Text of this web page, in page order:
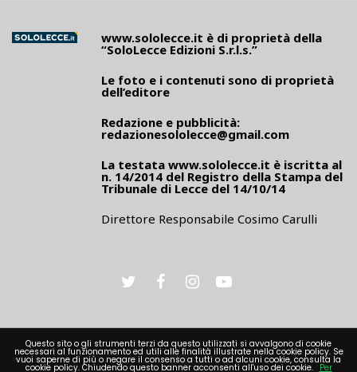
www.sololecce.it è di proprietà della
“SoloLecce Edizioni S.r.l.s.”
Le foto e i contenuti sono di proprietà
dell’editore
Redazione e pubblicità:
redazionesololecce@gmail.com
La testata www.sololecce.it è iscritta al
n. 14/2014 del Registro della Stampa del
Tribunale di Lecce del 14/10/14
Direttore Responsabile Cosimo Carulli
PRIVACY
Questo sito o gli strumenti terzi da questo utilizzati si avvalgono di cookie
necessari al funzionamento ed utili alle finalità illustrate nella cookie policy. Se
vuoi saperne di più o negare il consenso a tutti o ad alcuni cookie, consulta la
cookie policy. Chiudendo questo banner acconsenti all'uso dei cookie. Per